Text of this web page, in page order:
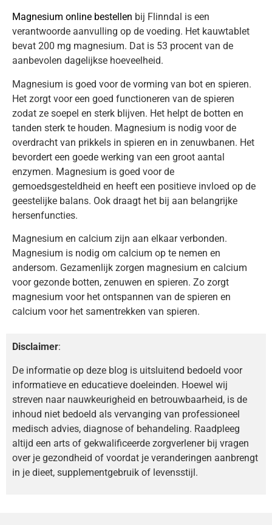
Magnesium online bestellen bij Flinndal is een
verantwoorde aanvulling op de voeding. Het kauwtablet
bevat 200 mg magnesium. Dat is 53 procent van de
aanbevolen dagelijkse hoeveelheid.
Magnesium is goed voor de vorming van bot en spieren.
Het zorgt voor een goed functioneren van de spieren
zodat ze soepel en sterk blijven. Het helpt de botten en
tanden sterk te houden. Magnesium is nodig voor de
overdracht van prikkels in spieren en in zenuwbanen. Het
bevordert een goede werking van een groot aantal
enzymen. Magnesium is goed voor de
gemoedsgesteldheid en heeft een positieve invloed op de
geestelijke balans. Ook draagt het bij aan belangrijke
hersenfuncties.
Magnesium en calcium zijn aan elkaar verbonden.
Magnesium is nodig om calcium op te nemen en
andersom. Gezamenlijk zorgen magnesium en calcium
voor gezonde botten, zenuwen en spieren. Zo zorgt
magnesium voor het ontspannen van de spieren en
calcium voor het samentrekken van spieren.
Disclaimer:
De informatie op deze blog is uitsluitend bedoeld voor
informatieve en educatieve doeleinden. Hoewel wij
streven naar nauwkeurigheid en betrouwbaarheid, is de
inhoud niet bedoeld als vervanging van professioneel
medisch advies, diagnose of behandeling. Raadpleeg
altijd een arts of gekwalificeerde zorgverlener bij vragen
over je gezondheid of voordat je veranderingen aanbrengt
in je dieet, supplementgebruik of levensstijl.